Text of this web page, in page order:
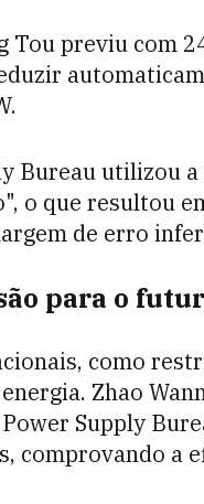
Tou previu com
Bureau utilizou
o que resultou
de erro
para o
como
Zhao
Supply
comprovando a